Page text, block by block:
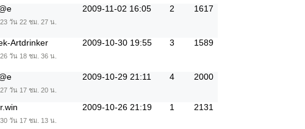
วัน 22 ชม. 27 น.
2009-11-02 16:05 2 1617
Artdrinker
วัน 18 ชม. 36 น.
2009-10-30 19:55 3 1589
วัน 17 ชม. 20 น.
2009-10-29 21:11 4 2000
วัน 17 ชม. 13 น.
2009-10-26 21:19 1 2131